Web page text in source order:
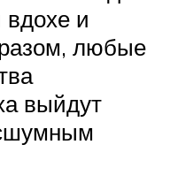
вдохе и
любые
выйдут